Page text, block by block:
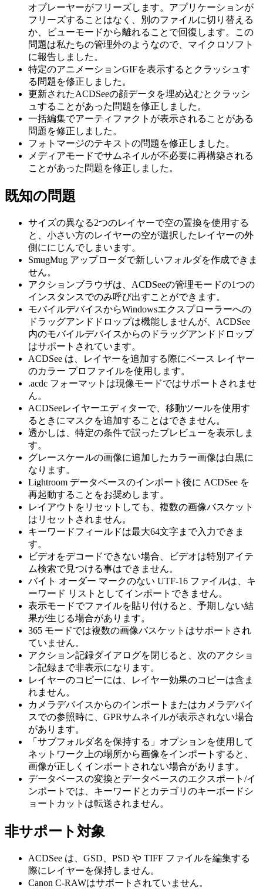
オプレーヤーがフリーズします。アプリケーションが
フリーズすることはなく、別のファイルに切り替える
か、ビューモードから離れることで回復します。この
問題は私たちの管理外のようなので、マイクロソフト
に報告しました。
特定のアニメーションGIFを表示するとクラッシュす
る問題を修正しました。
更新されたACDSeeの顔データを埋め込むとクラッシ
ュすることがあった問題を修正しました。
一括編集でアーティファクトが表示されることがある
問題を修正しました。
フォトマージのテキストの問題を修正しました。
メディアモードでサムネイルが不必要に再構築される
ことがあった問題を修正しました。
既知の問題
サイズの異なる2つのレイヤーで空の置換を使用する
と、小さい方のレイヤーの空が選択したレイヤーの外
側ににじんでしまいます。
SmugMug アップローダで新しいフォルダを作成できま
せん。
アクションブラウザは、ACDSeeの管理モードの1つの
インスタンスでのみ呼び出すことができます。
モバイルデバイスからWindowsエクスプローラーへの
ドラッグアンドドロップは機能しませんが、ACDSee
内のモバイルデバイスからのドラッグアンドドロップ
はサポートされています。
ACDSee は、レイヤーを追加する際にベース レイヤー
のカラー プロファイルを使用します。
.acdc フォーマットは現像モードではサポートされませ
ん。
ACDSeeレイヤーエディターで、移動ツールを使用す
るときにマスクを追加することはできません。
透かしは、特定の条件で誤ったプレビューを表示しま
す。
グレースケールの画像に追加したカラー画像は白黒に
なります。
Lightroom データベースのインポート後に ACDSee を
再起動することをお奨めします。
レイアウトをリセットしても、複数の画像バスケット
はリセットされません。
キーワードフィールドは最大64文字まで入力できま
す。
ビデオをデコードできない場合、ビデオは特別アイテ
ム検索で見つける事はできません。
バイト オーダー マークのない UTF-16 ファイルは、キ
ーワード リストとしてインポートできません。
表示モードでファイルを貼り付けると、予期しない結
果が生じる場合があります。
365 モードでは複数の画像バスケットはサポートされ
ていません。
アクション記録ダイアログを閉じると、次のアクショ
ン記録まで非表示になります。
レイヤーのコピーには、レイヤー効果のコピーは含ま
れません。
カメラデバイスからのインポートまたはカメラデバイ
スでの参照時に、GPRサムネイルが表示されない場合
があります。
「サブフォルダ名を保持する」オプションを使用して
ネットワーク上の場所から画像をインポートすると、
画像が正しくインポートされない場合があります。
データベースの変換とデータベースのエクスポート/イ
ンポートでは、キーワードとカテゴリのキーボードシ
ョートカットは転送されません。
非サポート対象
ACDSee は、GSD、PSD や TIFF ファイルを編集する
際にレイヤーを保持しません。
Canon C-RAWはサポートされていません。